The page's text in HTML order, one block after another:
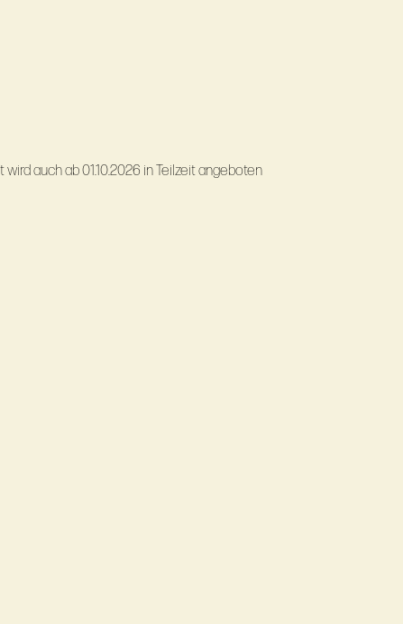
auch ab 01.10.2026 in Teilzeit angeboten